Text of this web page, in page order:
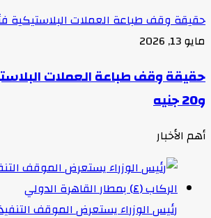
حقيقة وقف طباعة العملات البلاستيكية فئة 10 و20
مايو 13, 2026
و20 جنيه
أهم الأخبار
رئيس الوزراء يستعرض الموقف